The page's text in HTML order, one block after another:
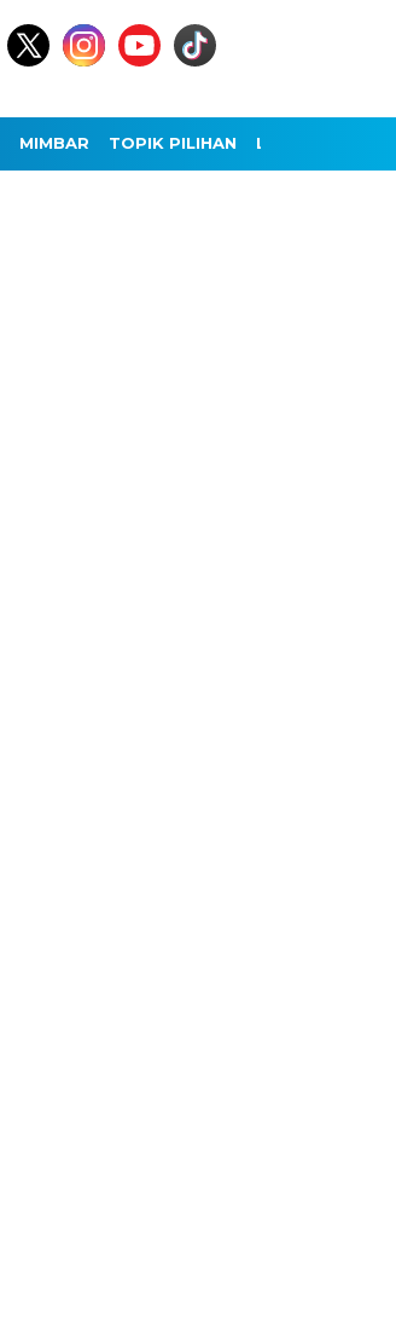
MIMBAR TOPIK PILIHAN LAINNYA